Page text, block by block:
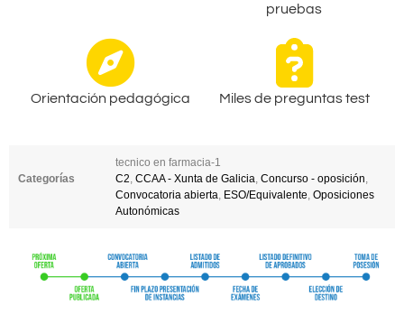
pruebas
Orientación pedagógica Miles de preguntas test
tecnico en farmacia-1
Categorías
C2 CCAA - Xunta de Galicia Concurso - oposición
Convocatoria abierta ESO/Equivalente Oposiciones
Autonómicas